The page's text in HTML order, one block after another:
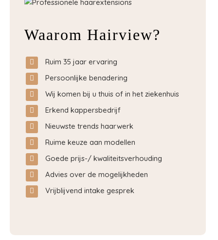
Waarom Hairview?
Ruim 35 jaar ervaring
Persoonlijke benadering
Wij komen bij u thuis of in het ziekenhuis
Erkend kappersbedrijf
Nieuwste trends haarwerk
Ruime keuze aan modellen
Goede prijs-/ kwaliteitsverhouding
Advies over de mogelijkheden
Vrijblijvend intake gesprek